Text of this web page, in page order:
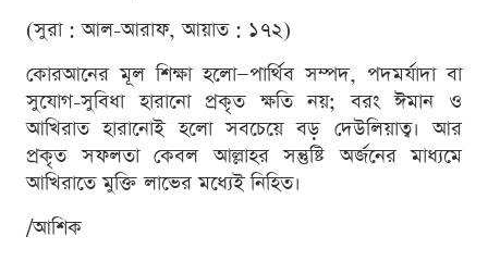
(সুরা : আল-আরাফ, আয়াত : ১৭২)
কোরআনের মূল শিক্ষা হলো—পার্থিব সম্পদ, পদমর্যাদা বা
সুযোগ-সুবিধা হারানো প্রকৃত ক্ষতি নয়; বরং ঈমান ও
আখিরাত হারানোই হলো সবচেয়ে বড় দেউলিয়াত্ব। আর
প্রকৃত সফলতা কেবল আল্লাহর সন্তুষ্টি অর্জনের মাধ্যমে
আখিরাতে মুক্তি লাভের মধ্যেই নিহিত।
/আশিক